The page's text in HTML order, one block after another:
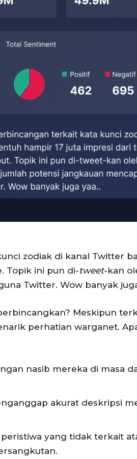
zodiak di kanal Twitter
Topik ini pun di-tweet-kan
Twitter. Wow banyak
Meskipun
perhatian warganet.
nasib mereka di masa
akurat deskripsi
yang tidak terkait